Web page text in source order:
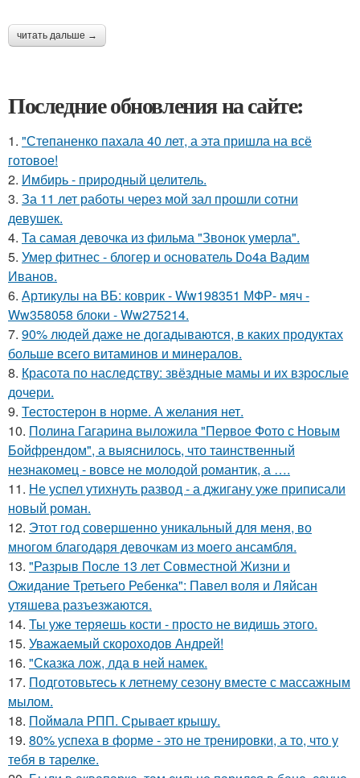
читать дальше →
Последние обновления на сайте:
1. "Степаненко пахала 40 лет, а эта пришла на всё
готовое!
2. Имбирь - природный целитель.
3. За 11 лет работы через мой зал прошли сотни
девушек.
4. Та самая девочка из фильма "Звонок умерла".
5. Умер фитнес - блогер и основатель Do4a Вадим
Иванов.
6. Артикулы на ВБ: коврик - Ww198351 МФР- мяч -
Ww358058 блоки - Ww275214.
7. 90% людей даже не догадываются, в каких продуктах
больше всего витаминов и минералов.
8. Красота по наследству: звёздные мамы и их взрослые
дочери.
9. Тестостерон в норме. А желания нет.
10. Полина Гагарина выложила "Первое Фото с Новым
Бойфрендом", а выяснилось, что таинственный
незнакомец - вовсе не молодой романтик, а ….
11. Не успел утихнуть развод - а джигану уже приписали
новый роман.
12. Этот год совершенно уникальный для меня, во
многом благодаря девочкам из моего ансамбля.
13. "Разрыв После 13 лет Совместной Жизни и
Ожидание Третьего Ребенка": Павел воля и Ляйсан
утяшева разъезжаются.
14. Ты уже теряешь кости - просто не видишь этого.
15. Уважаемый скороходов Андрей!
16. "Сказка лож, лда в ней намек.
17. Подготовьтесь к летнему сезону вместе с массажным
мылом.
18. Поймала РПП. Срывает крышу.
19. 80% успеха в форме - это не тренировки, а то, что у
тебя в тарелке.